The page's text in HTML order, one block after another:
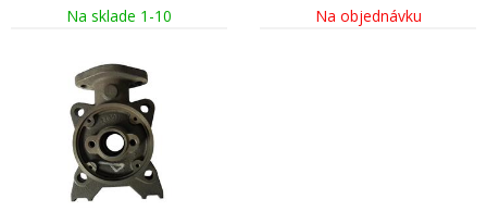
Na sklade 1-10 Na objednávku